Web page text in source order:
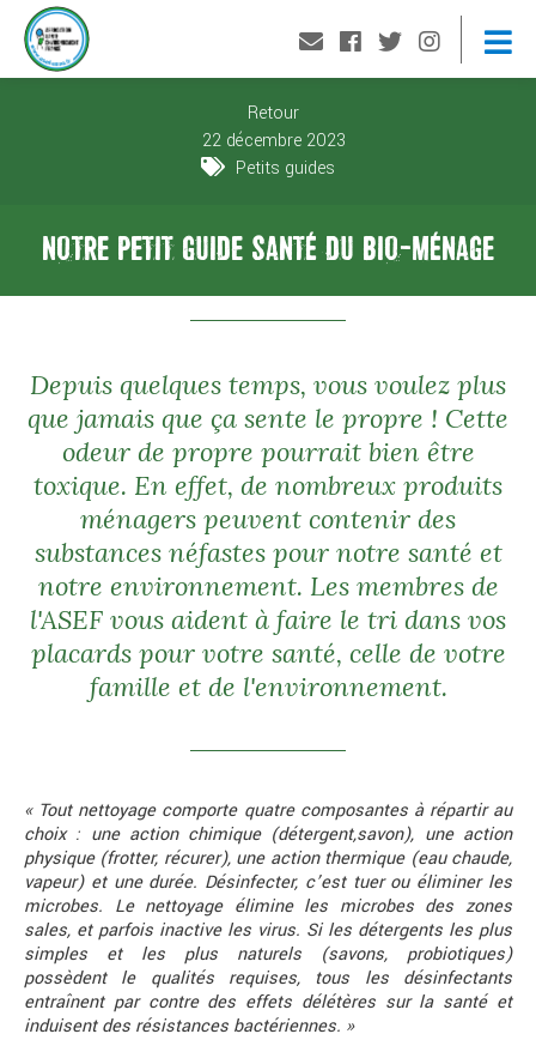
Retour
22 décembre 2023
Petits guides
NOTRE PETIT GUIDE SANTÉ DU BIO-MÉNAGE
Depuis quelques temps, vous voulez plus
que jamais que ça sente le propre ! Cette
odeur de propre pourrait bien être
toxique. En effet, de nombreux produits
ménagers peuvent contenir des
substances néfastes pour notre santé et
notre environnement. Les membres de
l'ASEF vous aident à faire le tri dans vos
placards pour votre santé, celle de votre
famille et de l'environnement.
« Tout nettoyage comporte quatre composantes à répartir au
choix : une action chimique (détergent,savon), une action
physique (frotter, récurer), une action thermique (eau chaude,
vapeur) et une durée. Désinfecter, c’est tuer ou éliminer les
microbes. Le nettoyage élimine les microbes des zones
sales, et parfois inactive les virus. Si les détergents les plus
simples et les plus naturels (savons, probiotiques)
possèdent le qualités requises, tous les désinfectants
entraînent par contre des effets délétères sur la santé et
induisent des résistances bactériennes. »